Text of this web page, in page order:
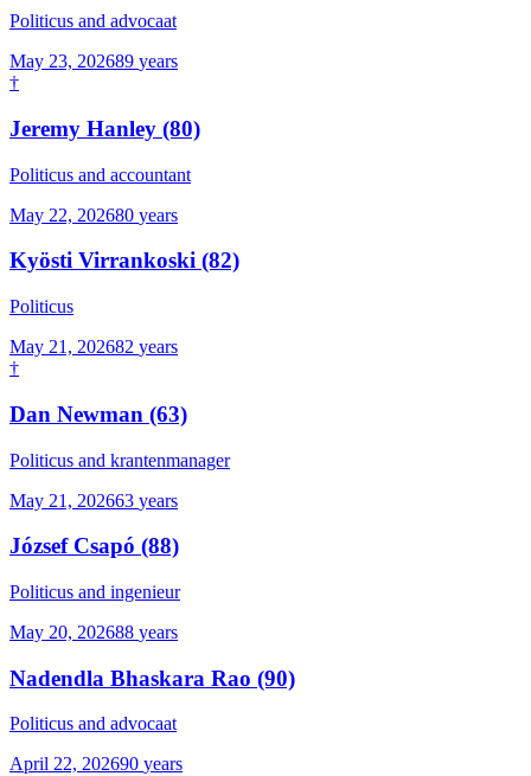
Politicus and advocaat
May 23, 202689 years
†
Jeremy Hanley (80)
Politicus and accountant
May 22, 202680 years
Kyösti Virrankoski (82)
Politicus
May 21, 202682 years
†
Dan Newman (63)
Politicus and krantenmanager
May 21, 202663 years
József Csapó (88)
Politicus and ingenieur
May 20, 202688 years
Nadendla Bhaskara Rao (90)
Politicus and advocaat
April 22, 202690 years